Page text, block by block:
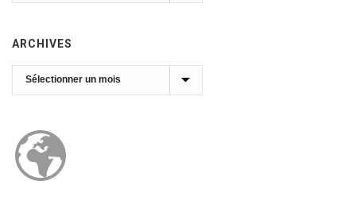
ARCHIVES
Archives